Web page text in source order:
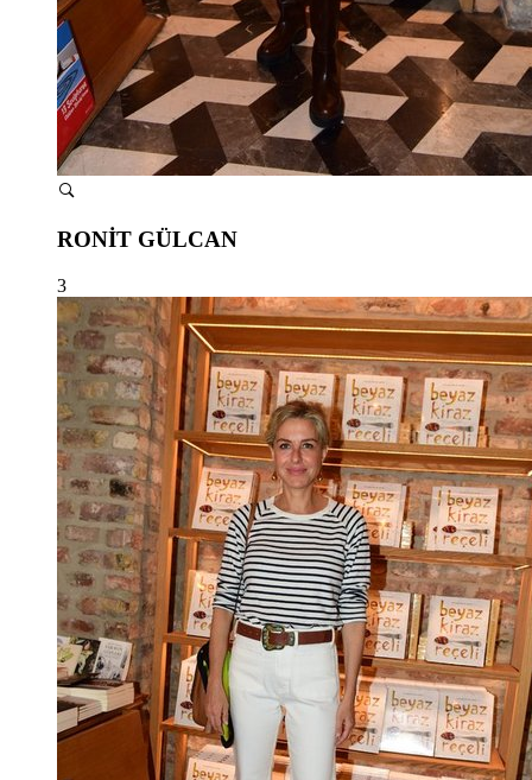
RONİT GÜLCAN
3